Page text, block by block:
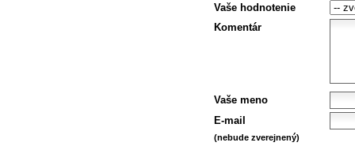
Vaše hodnotenie
Komentár
Vaše meno
E-mail
(nebude zverejnený)